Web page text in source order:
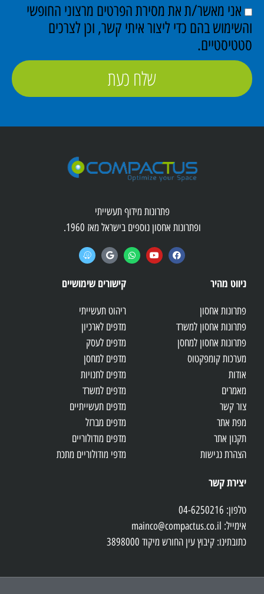
אני מאשר/ת את מסירת הפרטים מרצוני החופשי
והשימוש בהם כדי ליצור איתי קשר, וכן לצרכים
סטטיסטיים.
שלח כעת
פתרונות מידוף תעשייתי
ופתרונות אחסון נוספים בישראל מאז 1960.
ניווט מהיר
פתרונות אחסון
פתרונות אחסון למשרד
פתרונות אחסון למחסן
מערכות קומפקטוס
אודות
מאמרים
צור קשר
מפת אתר
תקנון אתר
הצהרת נגישות
קישורים שימושיים
ריהוט תעשייתי
מדפים לארכיון
מדפים לעסק
מדפים למחסן
מדפים לחנויות
מדפים למשרד
מדפים תעשייתיים
מדפים מברזל
מדפים מודולוריים
מדפי מודולוריים מתכת
יצירת קשר
טלפון: 04-6250216
אימייל: mainco@compactus.co.il
כתובתינו: קיבוץ עין החורש מיקוד 3898000